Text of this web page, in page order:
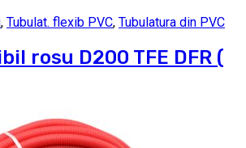
, Tubulat. flexib PVC, Tubulatura din PVC
rosu D200 TFE DFR (